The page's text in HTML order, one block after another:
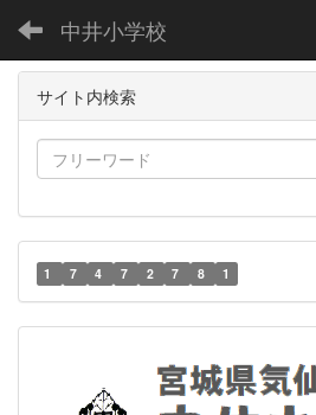
中井小学校
サイト内検索
1 7 4 7 2 7 8 1